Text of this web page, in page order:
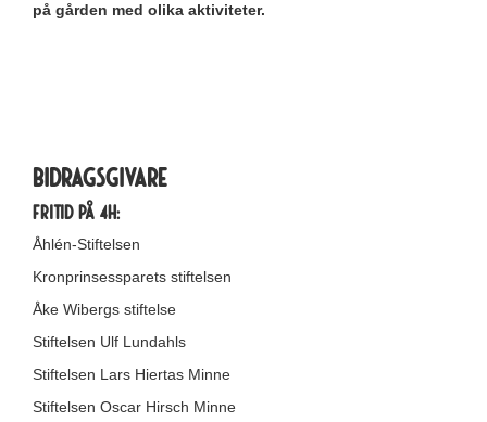
på gården med olika aktiviteter.
Bidragsgivare
Fritid på 4H:
Åhlén-Stiftelsen
Kronprinsessparets stiftelsen
Åke Wibergs stiftelse
Stiftelsen Ulf Lundahls
Stiftelsen Lars Hiertas Minne
Stiftelsen Oscar Hirsch Minne